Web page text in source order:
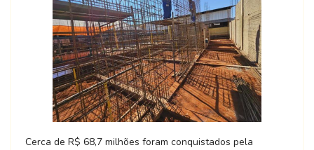
Cerca de R$ 68,7 milhões foram conquistados pela